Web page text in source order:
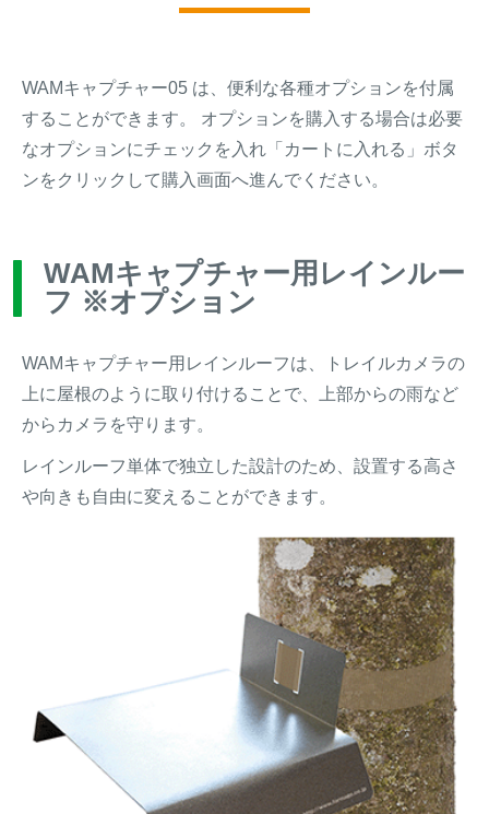
WAMキャプチャー05 は、便利な各種オプションを付属
することができます。 オプションを購入する場合は必要
なオプションにチェックを入れ「カートに入れる」ボタ
ンをクリックして購入画面へ進んでください。
WAMキャプチャー用レインルー
フ ※オプション
WAMキャプチャー用レインルーフは、トレイルカメラの
上に屋根のように取り付けることで、上部からの雨など
からカメラを守ります。
レインルーフ単体で独立した設計のため、設置する高さ
や向きも自由に変えることができます。